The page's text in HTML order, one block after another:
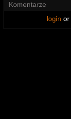
Komentarze
login or